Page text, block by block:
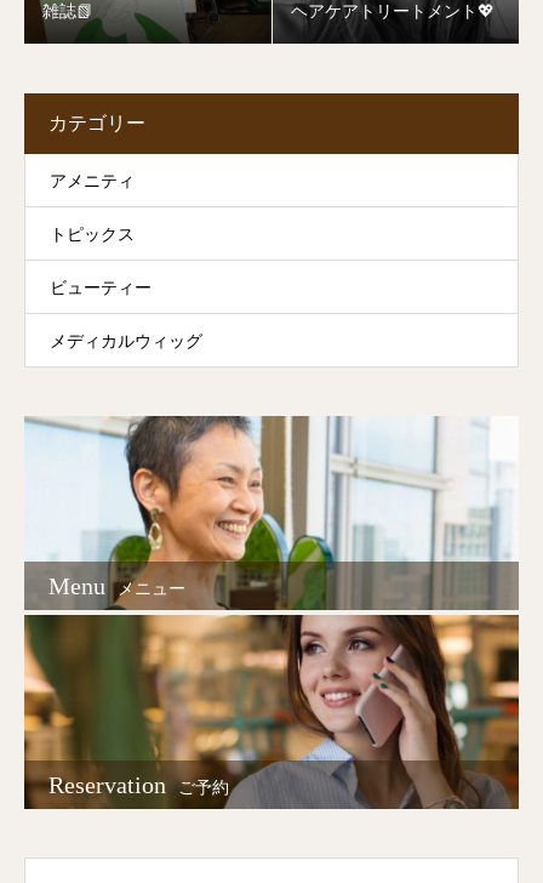
雑誌📗 ヘアケアトリートメント💖
カテゴリー
アメニティ
トピックス
ビューティー
メディカルウィッグ
Menu メニュー
Reservation ご予約